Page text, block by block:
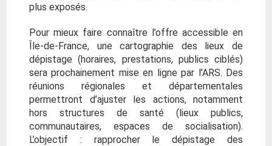
plus exposés.
Pour mieux faire connaître l’offre accessible en
Île-de-France, une cartographie des lieux de
dépistage (horaires, prestations, publics ciblés)
sera prochainement mise en ligne par l’ARS. Des
réunions régionales et départementales
permettront d’ajuster les actions, notamment
hors structures de santé (lieux publics,
communautaires, espaces de socialisation).
L’objectif : rapprocher le dépistage des